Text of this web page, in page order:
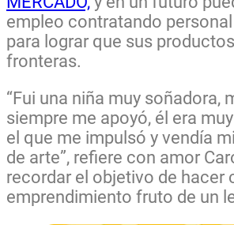
empleo contratando
para lograr que sus
fronteras.
“Fui una niña muy soñadora,
siempre me apoyó, él era
el que me impulsó y vendía
de arte”, refiere con amor
recordar el objetivo de hacer
emprendimiento fruto de un